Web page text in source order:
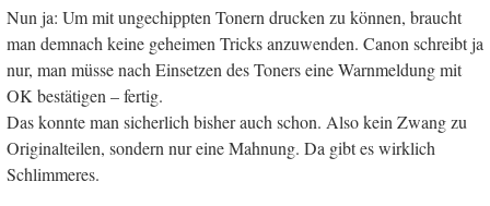
Nun ja: Um mit ungechippten Tonern drucken zu können, braucht
man demnach keine geheimen Tricks anzuwenden. Canon schreibt ja
nur, man müsse nach Einsetzen des Toners eine Warnmeldung mit
OK bestätigen – fertig.
Das konnte man sicherlich bisher auch schon. Also kein Zwang zu
Originalteilen, sondern nur eine Mahnung. Da gibt es wirklich
Schlimmeres.